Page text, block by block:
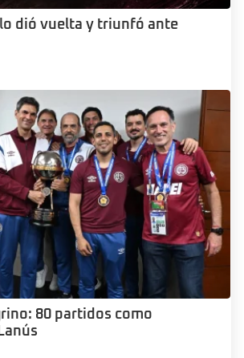
dió vuelta y triunfó ante
80 partidos como